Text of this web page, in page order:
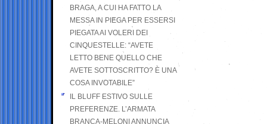
BRAGA, A CUI HA FATTO LA
MESSA IN PIEGA PER ESSERSI
PIEGATA AI VOLERI DEI
CINQUESTELLE: “AVETE
LETTO BENE QUELLO CHE
AVETE SOTTOSCRITTO? È UNA
COSA INVOTABILE”
IL BLUFF ESTIVO SULLE
PREFERENZE. L’ARMATA
BRANCA-MELONI ANNUNCIA